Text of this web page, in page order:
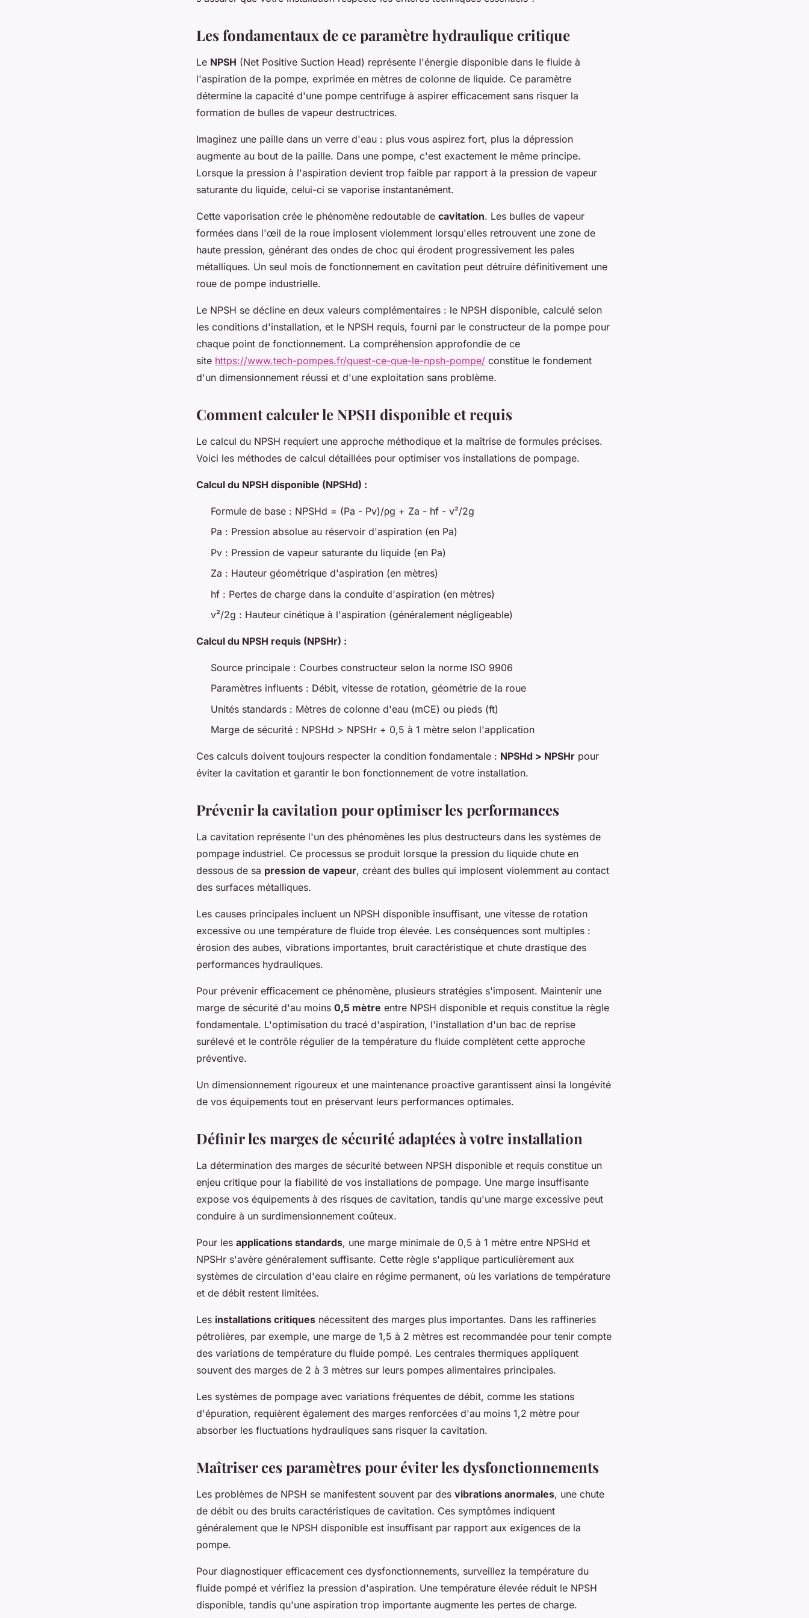
8 min de lecture
Les fondamentaux de ce paramètre hydraulique critique
Le NPSH (Net Positive Suction Head) représente l'énergie disponible dans le fluide à
l'aspiration de la pompe, exprimée en mètres de colonne de liquide. Ce paramètre
détermine la capacité d'une pompe centrifuge à aspirer efficacement sans risquer la
formation de bulles de vapeur destructrices.
Imaginez une paille dans un verre d'eau : plus vous aspirez fort, plus la dépression
augmente au bout de la paille. Dans une pompe, c'est exactement le même principe.
Lorsque la pression à l'aspiration devient trop faible par rapport à la pression de vapeur
saturante du liquide, celui-ci se vaporise instantanément.
Cette vaporisation crée le phénomène redoutable de cavitation. Les bulles de vapeur
formées dans l'œil de la roue implosent violemment lorsqu'elles retrouvent une zone de
haute pression, générant des ondes de choc qui érodent progressivement les pales
métalliques. Un seul mois de fonctionnement en cavitation peut détruire définitivement une
roue de pompe industrielle.
Le NPSH se décline en deux valeurs complémentaires : le NPSH disponible, calculé selon
les conditions d'installation, et le NPSH requis, fourni par le constructeur de la pompe pour
chaque point de fonctionnement. La compréhension approfondie de ce
site https://www.tech-pompes.fr/quest-ce-que-le-npsh-pompe/ constitue le fondement
d'un dimensionnement réussi et d'une exploitation sans problème.
Comment calculer le NPSH disponible et requis
Le calcul du NPSH requiert une approche méthodique et la maîtrise de formules précises.
Voici les méthodes de calcul détaillées pour optimiser vos installations de pompage.
Calcul du NPSH disponible (NPSHd) :
Formule de base : NPSHd = (Pa - Pv)/ρg + Za - hf - v²/2g
Pa : Pression absolue au réservoir d'aspiration (en Pa)
Pv : Pression de vapeur saturante du liquide (en Pa)
Za : Hauteur géométrique d'aspiration (en mètres)
hf : Pertes de charge dans la conduite d'aspiration (en mètres)
v²/2g : Hauteur cinétique à l'aspiration (généralement négligeable)
Calcul du NPSH requis (NPSHr) :
Source principale : Courbes constructeur selon la norme ISO 9906
Paramètres influents : Débit, vitesse de rotation, géométrie de la roue
Unités standards : Mètres de colonne d'eau (mCE) ou pieds (ft)
Marge de sécurité : NPSHd > NPSHr + 0,5 à 1 mètre selon l'application
Ces calculs doivent toujours respecter la condition fondamentale : NPSHd > NPSHr pour
éviter la cavitation et garantir le bon fonctionnement de votre installation.
Prévenir la cavitation pour optimiser les performances
La cavitation représente l'un des phénomènes les plus destructeurs dans les systèmes de
pompage industriel. Ce processus se produit lorsque la pression du liquide chute en
dessous de sa pression de vapeur, créant des bulles qui implosent violemment au contact
des surfaces métalliques.
Les causes principales incluent un NPSH disponible insuffisant, une vitesse de rotation
excessive ou une température de fluide trop élevée. Les conséquences sont multiples :
érosion des aubes, vibrations importantes, bruit caractéristique et chute drastique des
performances hydrauliques.
Pour prévenir efficacement ce phénomène, plusieurs stratégies s'imposent. Maintenir une
marge de sécurité d'au moins 0,5 mètre entre NPSH disponible et requis constitue la règle
fondamentale. L'optimisation du tracé d'aspiration, l'installation d'un bac de reprise
surélevé et le contrôle régulier de la température du fluide complètent cette approche
préventive.
Un dimensionnement rigoureux et une maintenance proactive garantissent ainsi la longévité
de vos équipements tout en préservant leurs performances optimales.
Définir les marges de sécurité adaptées à votre installation
La détermination des marges de sécurité between NPSH disponible et requis constitue un
enjeu critique pour la fiabilité de vos installations de pompage. Une marge insuffisante
expose vos équipements à des risques de cavitation, tandis qu'une marge excessive peut
conduire à un surdimensionnement coûteux.
Pour les applications standards, une marge minimale de 0,5 à 1 mètre entre NPSHd et
NPSHr s'avère généralement suffisante. Cette règle s'applique particulièrement aux
systèmes de circulation d'eau claire en régime permanent, où les variations de température
et de débit restent limitées.
Les installations critiques nécessitent des marges plus importantes. Dans les raffineries
pétrolières, par exemple, une marge de 1,5 à 2 mètres est recommandée pour tenir compte
des variations de température du fluide pompé. Les centrales thermiques appliquent
souvent des marges de 2 à 3 mètres sur leurs pompes alimentaires principales.
Les systèmes de pompage avec variations fréquentes de débit, comme les stations
d'épuration, requièrent également des marges renforcées d'au moins 1,2 mètre pour
absorber les fluctuations hydrauliques sans risquer la cavitation.
Maîtriser ces paramètres pour éviter les dysfonctionnements
Les problèmes de NPSH se manifestent souvent par des vibrations anormales, une chute
de débit ou des bruits caractéristiques de cavitation. Ces symptômes indiquent
généralement que le NPSH disponible est insuffisant par rapport aux exigences de la
pompe.
Pour diagnostiquer efficacement ces dysfonctionnements, surveillez la température du
fluide pompé et vérifiez la pression d'aspiration. Une température élevée réduit le NPSH
disponible, tandis qu'une aspiration trop importante augmente les pertes de charge.